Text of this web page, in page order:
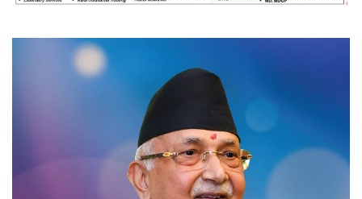
रौतहटमा चट्याङ लाग्दा एककोे मृत्यु
श्रीमती बलात्कार मुद्दामा श्रीमान्लाई छ महिना
कैद, एक लाख रुपैयाँ क्षतिपूर्ति